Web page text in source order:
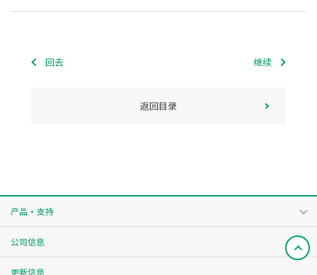
回去 继续
返回目录
产品・支持
公司信息
更新信息